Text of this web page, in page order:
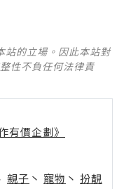
站的立場。因此本站對
性不負任何法律責
有價企劃》
親子 丶 寵物 丶 扮靚